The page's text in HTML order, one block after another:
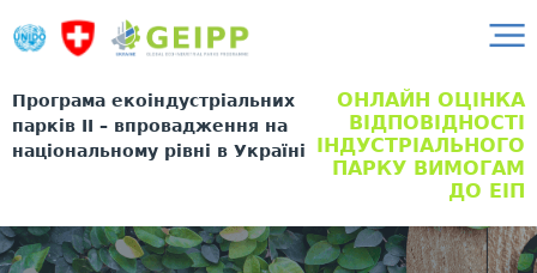
Програма екоіндустріальних
парків II – впровадження на
національному рівні в Україні
ОНЛАЙН ОЦІНКА
ВІДПОВІДНОСТІ
ІНДУСТРІАЛЬНОГО
ПАРКУ ВИМОГАМ
ДО ЕІП